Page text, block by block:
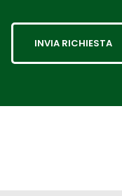
INVIA RICHIESTA